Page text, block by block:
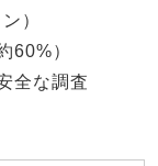
）
60%）
全な調査